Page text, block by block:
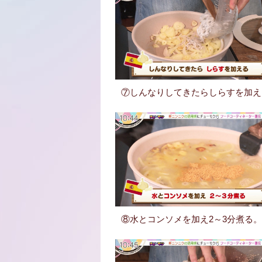
⑦しんなりしてきたらしらすを加
⑧水とコンソメを加え2～3分煮る。